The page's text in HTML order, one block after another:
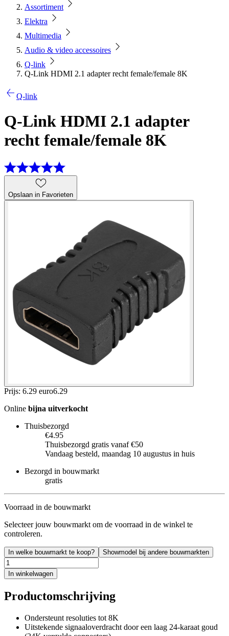
Assortiment
Elektra
Multimedia
Audio & video accessoires
Q-link
Q-Link HDMI 2.1 adapter recht female/female 8K
Q-link
Q-Link HDMI 2.1 adapter
recht female/female 8K
Opslaan in Favorieten
Prijs: 6.29 euro6.29
Online bijna uitverkocht
Thuisbezorgd
€4.95
Thuisbezorgd gratis vanaf €50
Vandaag besteld, maandag 10 augustus in huis
Bezorgd in bouwmarkt
gratis
Voorraad in de bouwmarkt
Selecteer jouw bouwmarkt om de voorraad in de winkel te
controleren.
In welke bouwmarkt te koop? Showmodel bij andere bouwmarkten
In winkelwagen
Productomschrijving
Ondersteunt resoluties tot 8K
Uitstekende signaaloverdracht door een laag 24-karaat goud